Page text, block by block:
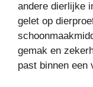
andere dierlijke
gelet op
gemak en
past binnen een